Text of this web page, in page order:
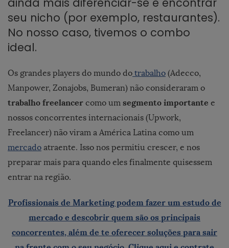
seu nicho (por exemplo, restaurantes).
No nosso caso, tivemos o combo
ideal.
Os grandes players do mundo do trabalho (Adecco,
Manpower, Zonajobs, Bumeran) não consideraram o
trabalho freelancer como um segmento importante e
nossos concorrentes internacionais (Upwork,
Freelancer) não viram a América Latina como um
mercado atraente. Isso nos permitiu crescer, e nos
preparar mais para quando eles finalmente quisessem
entrar na região.
Profissionais de Marketing podem fazer um estudo de
mercado e descobrir quem são os principais
concorrentes, além de te oferecer soluções para sair